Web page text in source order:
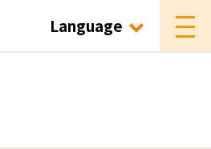
Language